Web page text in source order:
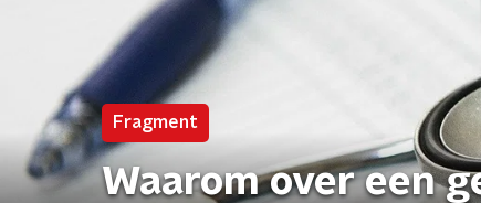
Fragment
Waarom over een